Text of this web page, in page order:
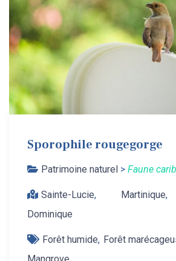
Sporophile rougegorge
Patrimoine naturel > Faune
Sainte-Lucie, Martinique
Dominique
Forêt humide, Forêt